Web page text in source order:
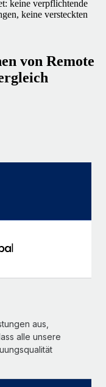
keine verpflichtende
keine versteckten
von Remote
aus,
alle unsere